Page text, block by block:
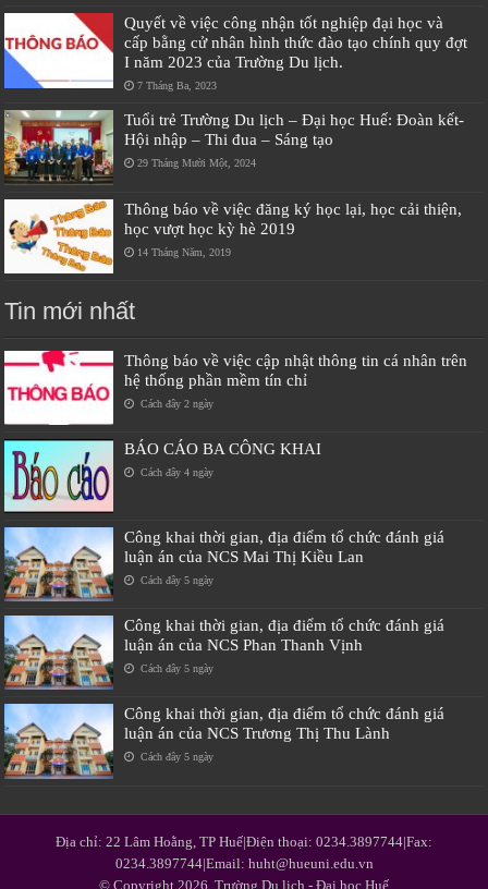
Quyết về việc công nhận tốt nghiệp đại học và
cấp bằng cử nhân hình thức đào tạo chính quy đợt
I năm 2023 của Trường Du lịch.
7 Tháng Ba, 2023
Tuổi trẻ Trường Du lịch – Đại học Huế: Đoàn kết-
Hội nhập – Thi đua – Sáng tạo
29 Tháng Mười Một, 2024
Thông báo về việc đăng ký học lại, học cải thiện,
học vượt học kỳ hè 2019
14 Tháng Năm, 2019
Tin mới nhất
Thông báo về việc cập nhật thông tin cá nhân trên
hệ thống phần mềm tín chỉ
Cách đây 2 ngày
BÁO CÁO BA CÔNG KHAI
Cách đây 4 ngày
Công khai thời gian, địa điểm tổ chức đánh giá
luận án của NCS Mai Thị Kiều Lan
Cách đây 5 ngày
Công khai thời gian, địa điểm tổ chức đánh giá
luận án của NCS Phan Thanh Vịnh
Cách đây 5 ngày
Công khai thời gian, địa điểm tổ chức đánh giá
luận án của NCS Trương Thị Thu Lành
Cách đây 5 ngày
Địa chỉ: 22 Lâm Hoằng, TP Huế|Điện thoại: 0234.3897744|Fax:
0234.3897744|Email: huht@hueuni.edu.vn
© Copyright 2026, Trường Du lịch - Đại học Huế